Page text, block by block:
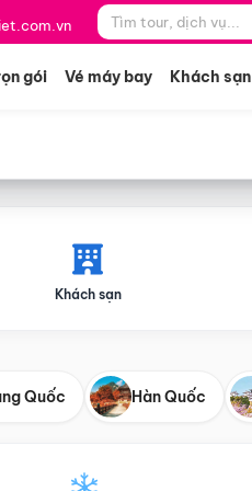
gói Vé máy bay Khách sạn
Khách sạn
Quốc Hàn Quốc